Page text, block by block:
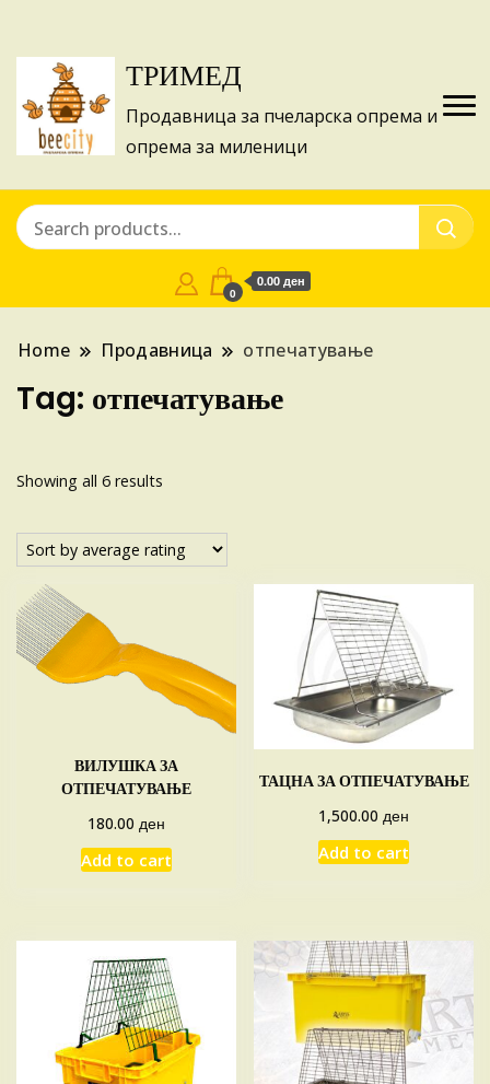
ТРИМЕД
Продавница за пчеларска опрема и
опрема за миленици
0
0.00 ден
Home Продавница отпечатување
Tag: отпечатување
Showing all 6 results
average
rating
ВИЛУШКА ЗА
ОТПЕЧАТУВАЊЕ
180.00 ден
Add to cart
ТАЦНА ЗА ОТПЕЧАТУВАЊЕ
1,500.00 ден
Add to cart